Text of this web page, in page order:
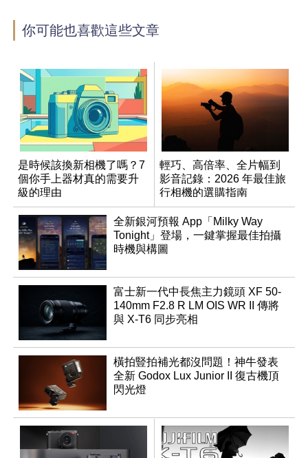
你可能也喜歡這些文章
是時候該換新相機了嗎？7
個你手上器材真的需要升
級的理由
輕巧、高倍率、全片幅到
影音記錄：2026 年最佳旅
行相機的選購指南
全新銀河預報 App「Milky Way
Tonight」登場，一鍵掌握最佳拍攝
時機與構圖
富士新一代中長焦主力鏡頭 XF 50-
140mm F2.8 R LM OIS WR II 傳將
與 X-T6 同步亮相
橫拍豎拍補光都沒問題！神牛發表
全新 Godox Lux Junior II 復古機頂
閃光燈